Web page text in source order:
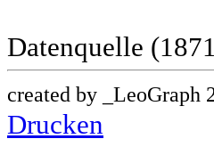
Datenquelle
created by _LeoGraph
Drucken